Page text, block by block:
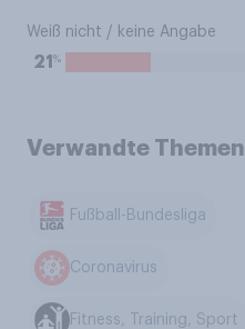
Weiß nicht / keine Angabe
21 %
Verwandte Themen
Fußball-Bundesliga
Coronavirus
Fitness, Training, Sport